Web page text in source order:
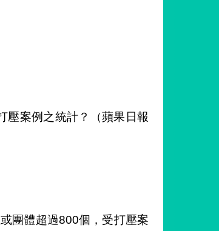
壓案例之統計？（蘋果日報
團體超過800個，受打壓案